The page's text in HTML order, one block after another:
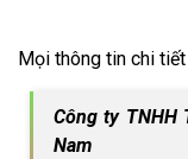
Mọi thông tin chi
Công ty TNHH
Nam